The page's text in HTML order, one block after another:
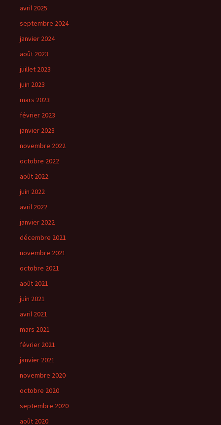
avril 2025
septembre 2024
janvier 2024
août 2023
juillet 2023
juin 2023
mars 2023
février 2023
janvier 2023
novembre 2022
octobre 2022
août 2022
juin 2022
avril 2022
janvier 2022
décembre 2021
novembre 2021
octobre 2021
août 2021
juin 2021
avril 2021
mars 2021
février 2021
janvier 2021
novembre 2020
octobre 2020
septembre 2020
août 2020